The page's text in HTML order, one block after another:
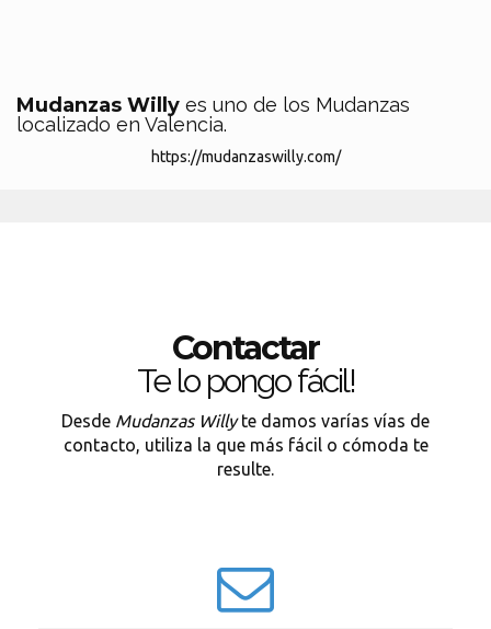
Mudanzas Willy es uno de los Mudanzas
localizado en Valencia.
https://mudanzaswilly.com/
Contactar
Te lo pongo fácil!
Desde Mudanzas Willyte damos varías vías de
contacto, utiliza la que más fácil o cómoda te
resulte.